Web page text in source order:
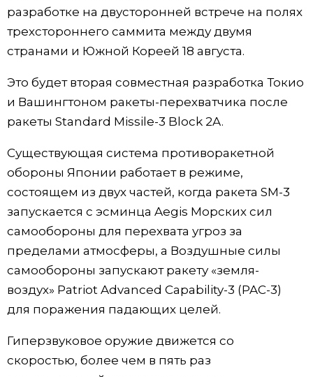
Политика
Экономика
Общество
Жизнь
Технологии
Токио
От редакции
Японский калейдоскоп
Семья
Еда и напитки
разработке на двусторонней встрече на полях
трехстороннего саммита между двумя
странами и Южной Кореей 18 августа.
Это будет вторая совместная разработка Токио
и Вашингтоном ракеты-перехватчика после
ракеты Standard Missile-3 Block 2A.
Существующая система противоракетной
обороны Японии работает в режиме,
состоящем из двух частей, когда ракета SM-3
запускается с эсминца Aegis Морских сил
самообороны для перехвата угроз за
пределами атмосферы, а Воздушные силы
самообороны запускают ракету «земля-
воздух» Patriot Advanced Capability-3 (PAC-3)
для поражения падающих целей.
Гиперзвуковое оружие движется со
скоростью, более чем в пять раз